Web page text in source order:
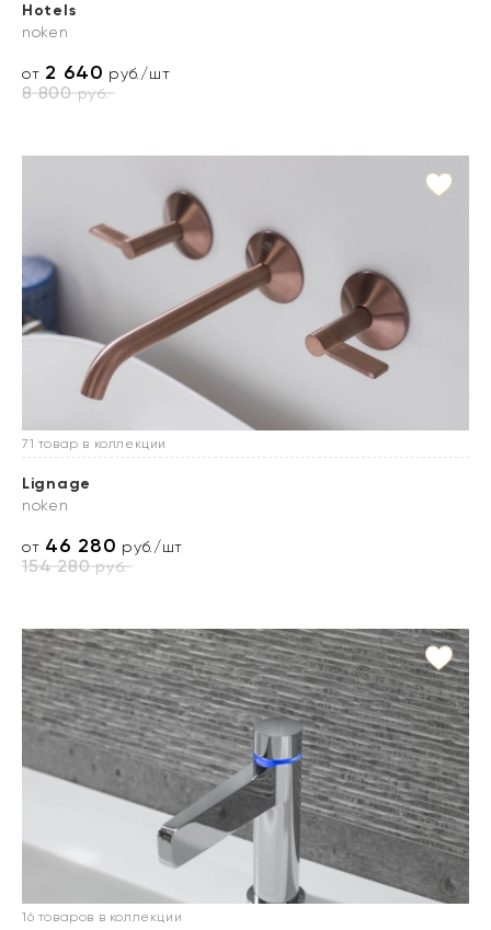
Hotels
noken
от 2 640 руб./шт
8 800руб.
71 товар в коллекции
Lignage
noken
от 46 280 руб./шт
154 280руб.
16 товаров в коллекции